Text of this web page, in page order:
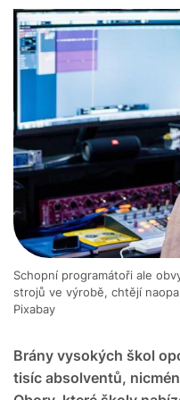
Brány vysokých škol
tisíc absolventů,
Schopní programátoři ale
strojů ve výrobě, chtějí
Pixabay